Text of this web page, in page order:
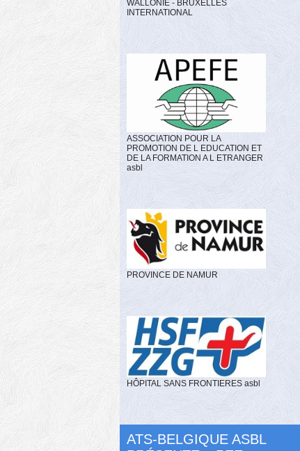
WALLONIE - BRUXELLES
INTERNATIONAL
ASSOCIATION POUR LA
PROMOTION DE L EDUCATION ET
DE LA FORMATION A L ETRANGER
asbl
PROVINCE DE NAMUR
HÔPITAL SANS FRONTIERES asbl
ATS-BELGIQUE ASBL